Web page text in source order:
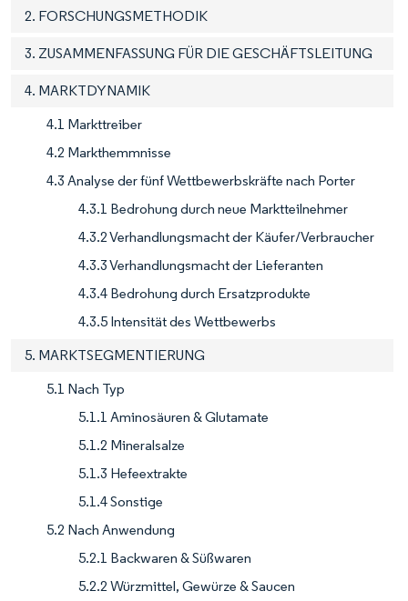
2. FORSCHUNGSMETHODIK
3. ZUSAMMENFASSUNG FÜR DIE GESCHÄFTSLEITUNG
4. MARKTDYNAMIK
4.1 Markttreiber
4.2 Markthemmnisse
4.3 Analyse der fünf Wettbewerbskräfte nach Porter
4.3.1 Bedrohung durch neue Marktteilnehmer
4.3.2 Verhandlungsmacht der Käufer/Verbraucher
4.3.3 Verhandlungsmacht der Lieferanten
4.3.4 Bedrohung durch Ersatzprodukte
4.3.5 Intensität des Wettbewerbs
5. MARKTSEGMENTIERUNG
5.1 Nach Typ
5.1.1 Aminosäuren & Glutamate
5.1.2 Mineralsalze
5.1.3 Hefeextrakte
5.1.4 Sonstige
5.2 Nach Anwendung
5.2.1 Backwaren & Süßwaren
5.2.2 Würzmittel, Gewürze & Saucen